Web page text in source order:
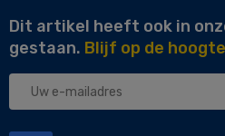
Dit artikel heeft ook in
gestaan. Blijf op de
Uw